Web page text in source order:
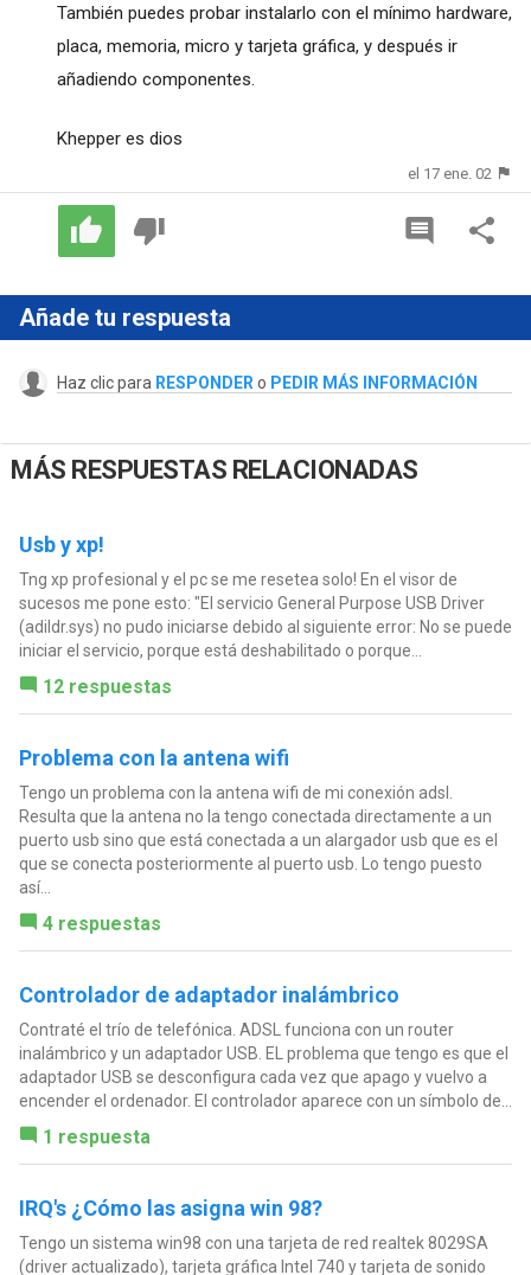
También puedes probar instalarlo con el mínimo hardware,
placa, memoria, micro y tarjeta gráfica, y después ir
añadiendo componentes.
Khepper es dios
el 17 ene. 02
Añade tu respuesta
Haz clic para RESPONDER o PEDIR MÁS INFORMACIÓN
MÁS RESPUESTAS RELACIONADAS
Usb y xp!
Tng xp profesional y el pc se me resetea solo! En el visor de
sucesos me pone esto: "El servicio General Purpose USB Driver
(adildr.sys) no pudo iniciarse debido al siguiente error: No se puede
iniciar el servicio, porque está deshabilitado o porque...
12 respuestas
Problema con la antena wifi
Tengo un problema con la antena wifi de mi conexión adsl.
Resulta que la antena no la tengo conectada directamente a un
puerto usb sino que está conectada a un alargador usb que es el
que se conecta posteriormente al puerto usb. Lo tengo puesto
así...
4 respuestas
Controlador de adaptador inalámbrico
Contraté el trío de telefónica. ADSL funciona con un router
inalámbrico y un adaptador USB. EL problema que tengo es que el
adaptador USB se desconfigura cada vez que apago y vuelvo a
encender el ordenador. El controlador aparece con un símbolo de...
1 respuesta
IRQ's ¿Cómo las asigna win 98?
Tengo un sistema win98 con una tarjeta de red realtek 8029SA
(driver actualizado), tarjeta gráfica Intel 740 y tarjeta de sonido